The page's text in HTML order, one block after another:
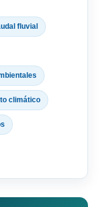
fluvial
climático